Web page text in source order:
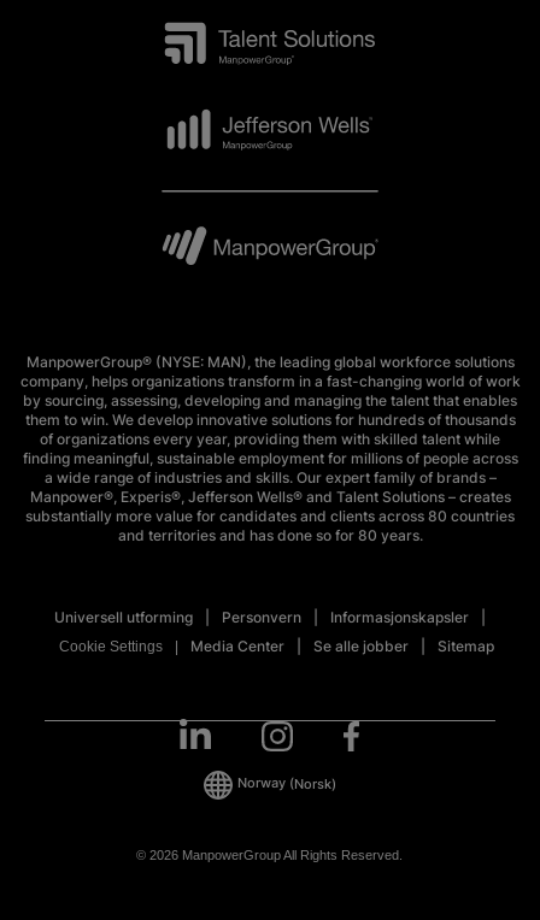
ManpowerGroup® (NYSE: MAN), the leading global workforce solutions
company, helps organizations transform in a fast-changing world of work
by sourcing, assessing, developing and managing the talent that enables
them to win. We develop innovative solutions for hundreds of thousands
of organizations every year, providing them with skilled talent while
finding meaningful, sustainable employment for millions of people across
a wide range of industries and skills. Our expert family of brands –
Manpower®, Experis®, Jefferson Wells® and Talent Solutions – creates
substantially more value for candidates and clients across 80 countries
and territories and has done so for 80 years.
Universell utforming Personvern Informasjonskapsler
Cookie Settings Media Center Se alle jobber Sitemap
© 2026 ManpowerGroup All Rights Reserved.
Norway (Norsk)